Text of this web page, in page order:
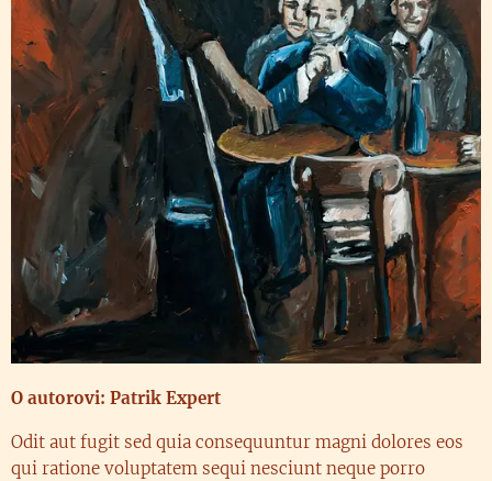
O autorovi: Patrik Expert
Odit aut fugit sed quia consequuntur magni dolores eos
qui ratione voluptatem sequi nesciunt neque porro